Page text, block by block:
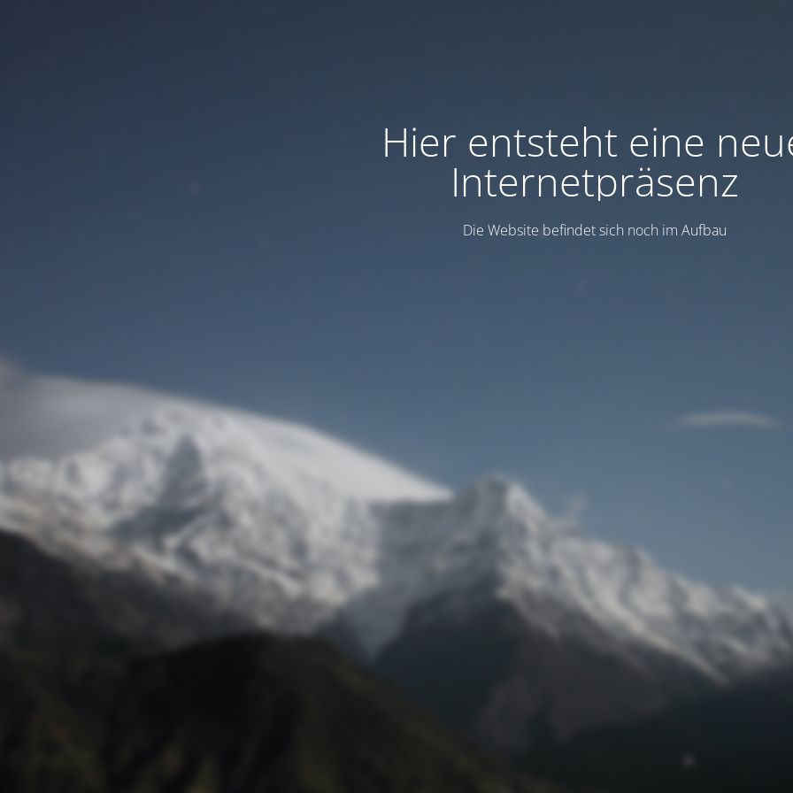
Hier entsteht eine
Internetpräsenz
Die Website befindet sich noch im Aufbau